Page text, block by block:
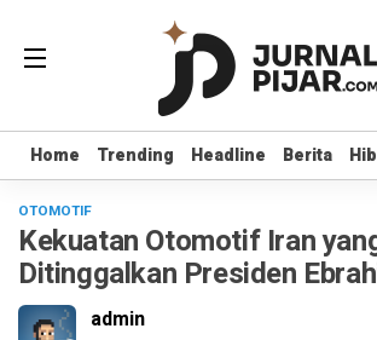
Home Trending Headline Berita
Home Trending Headline Berita
OTOMOTIF
Kekuatan Otomotif Iran
Ditinggalkan Presiden
admin